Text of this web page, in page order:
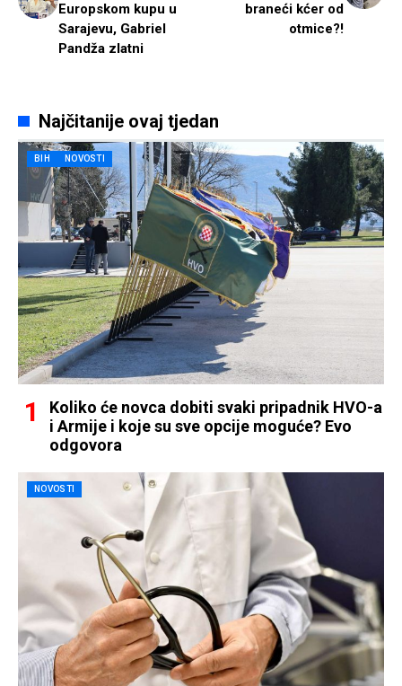
Europskom kupu u
Sarajevu, Gabriel
Pandža zlatni
braneći kćer od
otmice?!
Najčitanije ovaj tjedan
BIH NOVOSTI
Koliko će novca dobiti svaki pripadnik HVO-a
i Armije i koje su sve opcije moguće? Evo
odgovora
NOVOSTI